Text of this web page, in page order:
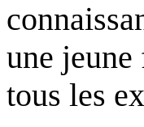
une jeune
tous les